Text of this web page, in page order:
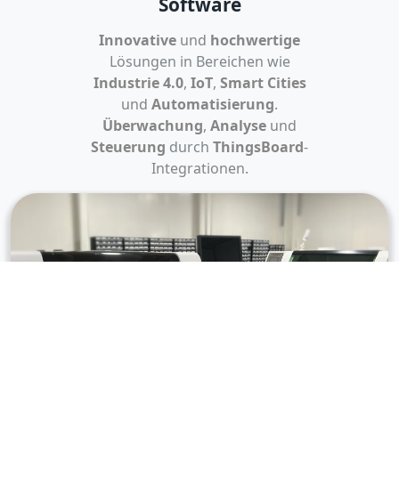
Innovative und hochwertige
Lösungen in Bereichen wie
Industrie 4.0, IoT, Smart Cities
und Automatisierung.
Überwachung, Analyse und
Steuerung durch ThingsBoard-
Integrationen.